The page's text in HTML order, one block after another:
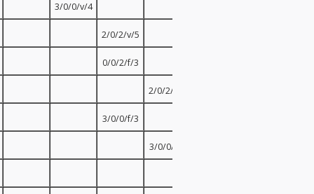
3/0/0/v/4
2/0/2/v/5
0/0/2/f/3
2/0/2/v/5
3/0/0/f/3
3/0/0/f/3